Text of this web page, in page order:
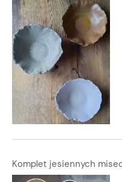
Komplet jesiennych